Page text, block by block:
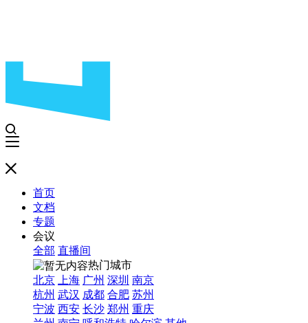
首页
文档
专题
会议
全部 直播间
热门城市
北京
上海 广州 深圳 南京
杭州 武汉 成都 合肥 苏州
宁波 西安 长沙 郑州 重庆